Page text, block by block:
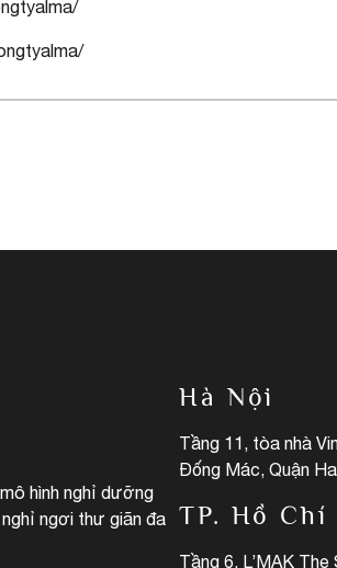
hình nghỉ dưỡng
ngơi thư giãn đa
Hà Nội
Tầng 11, tòa nhà
Đống Mác, Quận
TP. Hồ Chí
Tầng 6, L’MAK